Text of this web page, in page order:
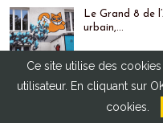
20
Le Grand 8 de
urbain,...
(Paris la
Ce site utilise des
utilisateur. En cliquant sur
cookies.